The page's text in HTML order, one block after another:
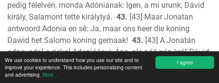
I agree
We use cookies to understand how you use our site and to
improve your experience. This includes personalizing content
and advertising. More...
pedig felelvén, monda Adóniának: Igen, a mi urunk, Dávid
király, Salamont tette királylyá. 43. [43] Maar Jonatan
antwoord Adonia en sê: Ja, maar ons heer die koning
Dawid het Salomo koning gemaak! 43. [43] A Jonatán
odpovedal a riekol Adoniášovi: Áno, ale náš pán kráľ Dávid
ustanovil za kráľa Šalamúna. 43.[43] Oui! répondit
Jonathan à Adonija, notre seigneur le roi David a fait